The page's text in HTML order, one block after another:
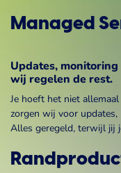
Managed
Updates,
wij regelen de rest.
Je hoeft het niet
zorgen wij voor
Alles geregeld, terwijl jij